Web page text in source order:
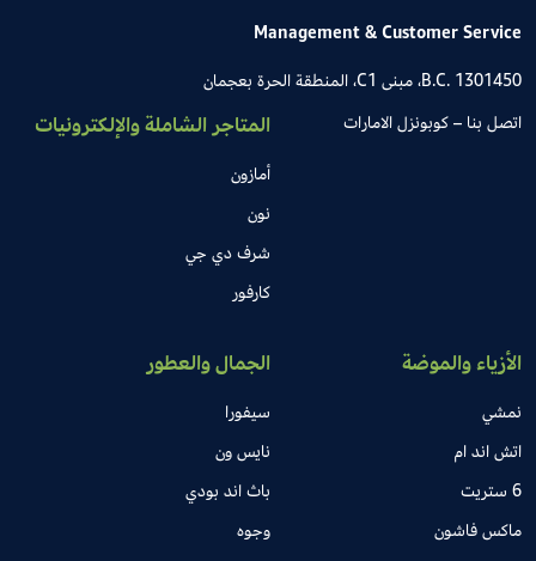
Management & Customer Service
B.C. 1301450، مبنى C1، المنطقة الحرة بعجمان
اتصل بنا – كوبونزل الامارات
المتاجر الشاملة والإلكترونيات
أمازون
نون
شرف دي جي
كارفور
الأزياء والموضة
نمشي
اتش اند ام
6 ستريت
ماكس فاشون
الجمال والعطور
سيفورا
نايس ون
باث اند بودي
وجوه